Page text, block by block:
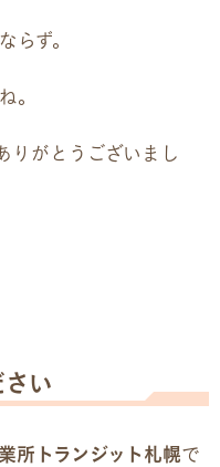
らず。
。
りがとうございまし
い
所トランジット札幌で